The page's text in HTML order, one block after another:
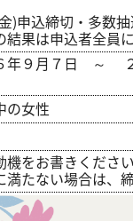
)申込締切・多数
結果は申込者全員
年９月７日 ～
の女性
機をお書きください
満たない場合は、